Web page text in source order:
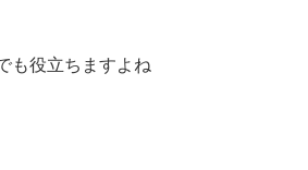
も役立ちますよね